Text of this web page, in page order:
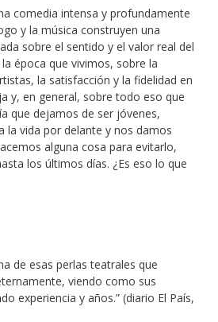
comedia intensa y profundamente
y la música construyen una
sobre el sentido y el valor real del
época que vivimos, sobre la
la satisfacción y la fidelidad en
y, en general, sobre todo eso que
que dejamos de ser jóvenes,
la vida por delante y nos damos
alguna cosa para evitarlo,
los últimos días. ¿Es eso lo que
de esas perlas teatrales que
viendo como sus
experiencia y años.” (diario El País,